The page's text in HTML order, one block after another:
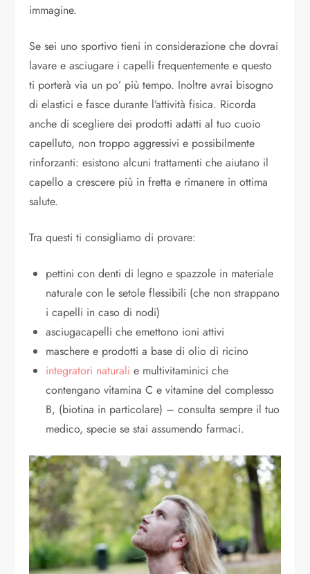
immagine.
Se sei uno sportivo tieni in considerazione che dovrai
lavare e asciugare i capelli frequentemente e questo
ti porterà via un po’ più tempo. Inoltre avrai bisogno
di elastici e fasce durante l’attività fisica. Ricorda
anche di scegliere dei prodotti adatti al tuo cuoio
capelluto, non troppo aggressivi e possibilmente
rinforzanti: esistono alcuni trattamenti che aiutano il
capello a crescere più in fretta e rimanere in ottima
salute.
Tra questi ti consigliamo di provare:
pettini con denti di legno e spazzole in materiale
naturale con le setole flessibili (che non strappano
i capelli in caso di nodi)
asciugacapelli che emettono ioni attivi
maschere e prodotti a base di olio di ricino
integratori naturali e multivitaminici che
contengano vitamina C e vitamine del complesso
B, (biotina in particolare) – consulta sempre il tuo
medico, specie se stai assumendo farmaci.